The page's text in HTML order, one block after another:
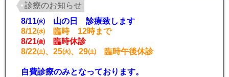
診療のお知らせ
8/11㈫ 山の日 診療致します
8/12㈬ 臨時 12時まで
8/21㈮ 臨時休診
8/22㈯、25㈫、29㈯ 臨時午後休診
自費診療のみとなっております。